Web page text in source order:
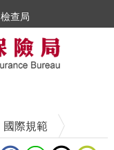
檢查局
國際規範